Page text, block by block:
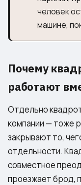
человек
машине,
Почему
работают
Отдельно
компании — тоже
закрывают то,
отдельности.
совместное
проезжает брод,